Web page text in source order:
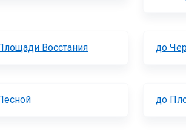
Восстания до
до